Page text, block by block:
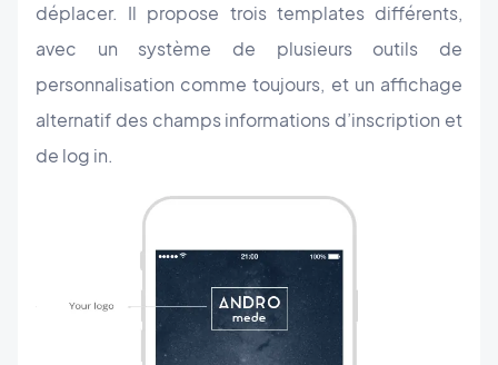
déplacer. Il propose trois templates différents,
avec un système de plusieurs outils de
personnalisation comme toujours, et un affichage
alternatif des champs informations d’inscription et
de log in.